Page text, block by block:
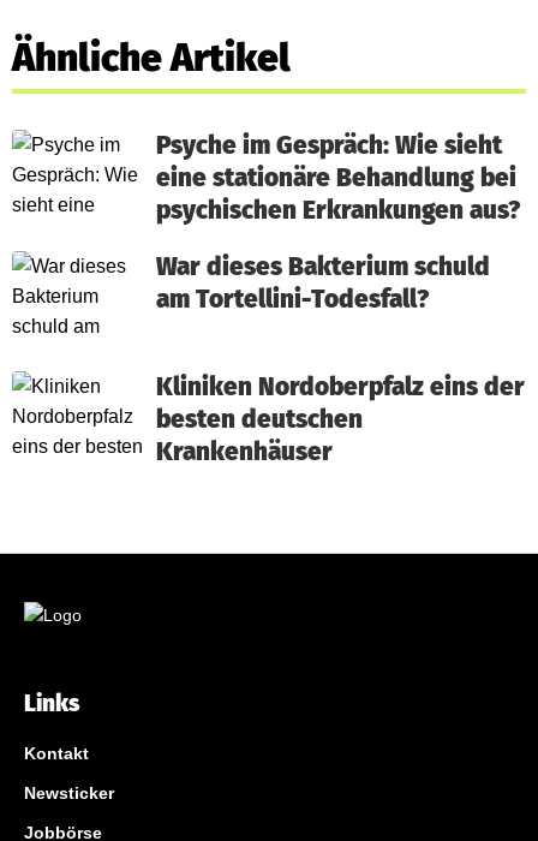
Ähnliche Artikel
Psyche im Gespräch: Wie sieht
eine stationäre Behandlung bei
psychischen Erkrankungen aus?
War dieses Bakterium schuld
am Tortellini-Todesfall?
Kliniken Nordoberpfalz eins der
besten deutschen
Krankenhäuser
Links
Kontakt
Newsticker
Jobbörse